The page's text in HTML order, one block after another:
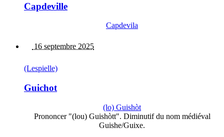
Capdeville
Capdevila
16 septembre 2025
(Lespielle)
Guichot
(lo) Guishòt
Prononcer "(lou) Guishòtt". Diminutif du nom médiéval
Guishe/Guixe.